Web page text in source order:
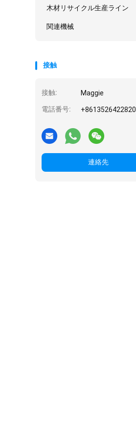
木材リサイクル生産ライン
関連機械
接触
接触: Maggie
電話番号: +8613526422820
連絡先